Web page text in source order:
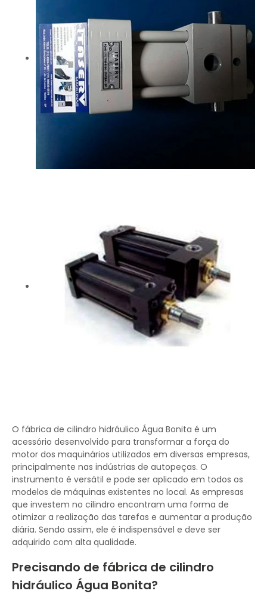
O fábrica de cilindro hidráulico Água Bonita é um
acessório desenvolvido para transformar a força do
motor dos maquinários utilizados em diversas empresas,
principalmente nas indústrias de autopeças. O
instrumento é versátil e pode ser aplicado em todos os
modelos de máquinas existentes no local. As empresas
que investem no cilindro encontram uma forma de
otimizar a realização das tarefas e aumentar a produção
diária. Sendo assim, ele é indispensável e deve ser
adquirido com alta qualidade.
Precisando de fábrica de cilindro
hidráulico Água Bonita?